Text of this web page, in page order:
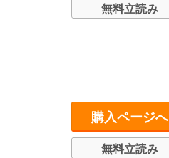
無料立読み
購入ページへ
無料立読み